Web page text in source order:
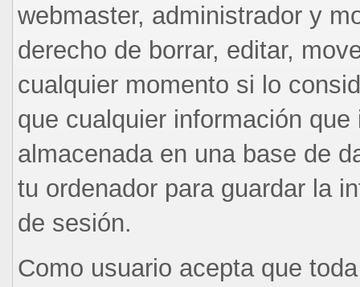
webmaster, administrador y
derecho de borrar, editar,
cualquier momento si lo
que cualquier información
almacenada en una base de
tu ordenador para guardar la
de sesión.
Como usuario acepta que